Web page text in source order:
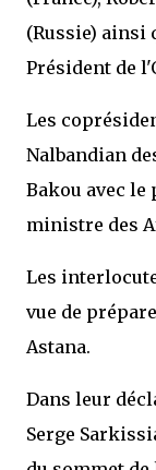
(Russie) ainsi
Président de
Les
Nalbandian
Bakou avec le
ministre des
Les
vue de
Astana.
Dans leur
Serge